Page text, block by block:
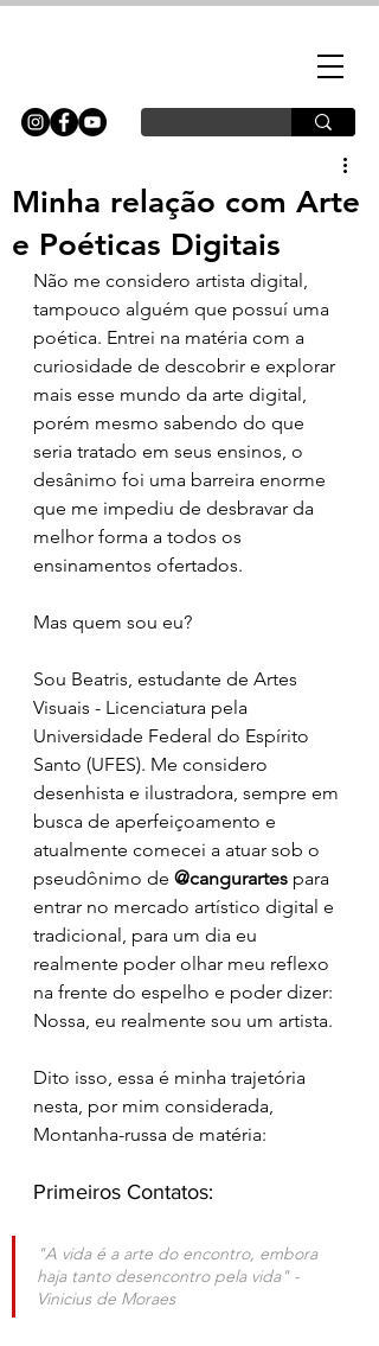
Minha relação com Arte
e Poéticas Digitais
Não me considero artista digital,
tampouco alguém que possuí uma
poética. Entrei na matéria com a
curiosidade de descobrir e explorar
mais esse mundo da arte digital,
porém mesmo sabendo do que
seria tratado em seus ensinos, o
desânimo foi uma barreira enorme
que me impediu de desbravar da
melhor forma a todos os
ensinamentos ofertados.
Mas quem sou eu?
Sou Beatris, estudante de Artes
Visuais - Licenciatura pela
Universidade Federal do Espírito
Santo (UFES). Me considero
desenhista e ilustradora, sempre em
busca de aperfeiçoamento e
atualmente comecei a atuar sob o
pseudônimo de @cangurartes para
entrar no mercado artístico digital e
tradicional, para um dia eu
realmente poder olhar meu reflexo
na frente do espelho e poder dizer:
Nossa, eu realmente sou um artista.
Dito isso, essa é minha trajetória
nesta, por mim considerada,
Montanha-russa de matéria:
Primeiros Contatos:
"A vida é a arte do encontro, embora
haja tanto desencontro pela vida" -
Vinicius de Moraes